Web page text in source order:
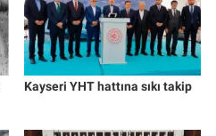
Kayseri YHT hattına sıkı takip